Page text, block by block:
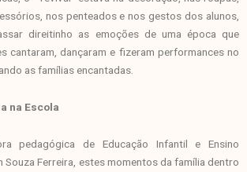
nos penteados e nos gestos dos alunos,
direitinho as emoções de uma época que
cantaram, dançaram e fizeram performances no
as famílias encantadas.
na Escola
pedagógica de Educação Infantil e Ensino
Souza Ferreira, estes momentos da família dentro